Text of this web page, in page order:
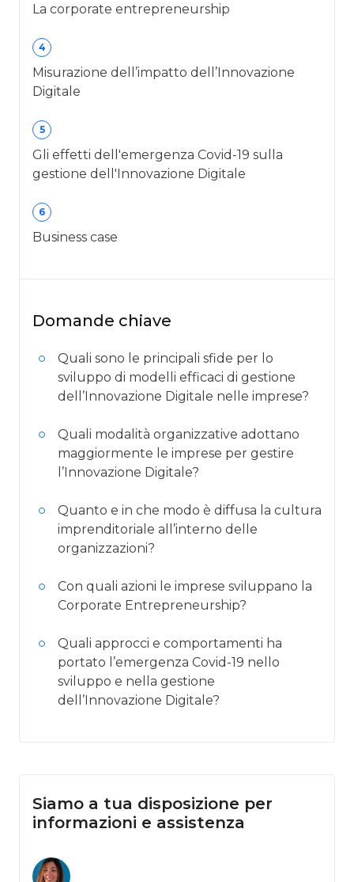
La corporate entrepreneurship
4
Misurazione dell’impatto dell’Innovazione
Digitale
5
Gli effetti dell'emergenza Covid-19 sulla
gestione dell'Innovazione Digitale
6
Business case
Domande chiave
Quali sono le principali sfide per lo
sviluppo di modelli efficaci di gestione
dell’Innovazione Digitale nelle imprese?
Quali modalità organizzative adottano
maggiormente le imprese per gestire
l’Innovazione Digitale?
Quanto e in che modo è diffusa la cultura
imprenditoriale all’interno delle
organizzazioni?
Con quali azioni le imprese sviluppano la
Corporate Entrepreneurship?
Quali approcci e comportamenti ha
portato l’emergenza Covid-19 nello
sviluppo e nella gestione
dell’Innovazione Digitale?
Siamo a tua disposizione per
informazioni e assistenza